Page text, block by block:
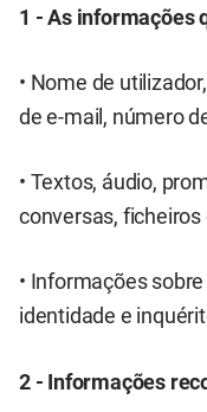
1 - As informações
• Nome de
de e-mail, número
• Textos, áudio,
conversas,
• Informações
identidade e
2 - Informações